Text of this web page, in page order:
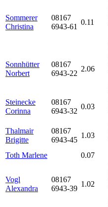
Sommerer
Christina
08167
6943-61
0.11
Sonnhütter
Norbert
08167
6943-22
2.06
Steinecke
Corinna
08167
6943-32
0.03
Thalmair
Brigitte
08167
6943-45
1.03
Toth Marlene
0.07
Vogl
Alexandra
08167
6943-39
1.02